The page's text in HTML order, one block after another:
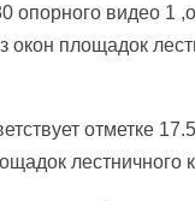
опорного видео 1
площадок
отметке
лестничного